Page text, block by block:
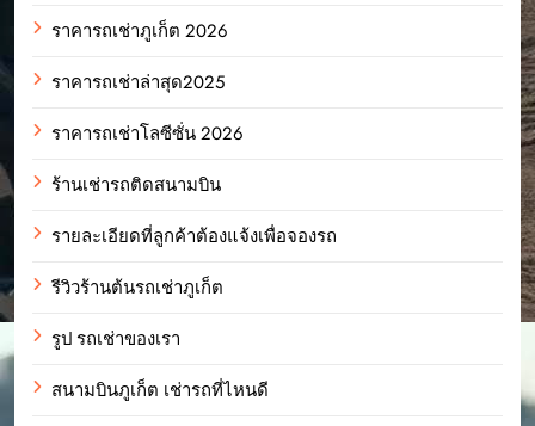
ราคารถเช่าภูเก็ต 2026
ราคารถเช่าล่าสุด2025
ราคารถเช่าโลซีซั่น 2026
ร้านเช่ารถติดสนามบิน
รายละเอียดที่ลูกค้าต้องแจ้งเพื่อจองรถ
รีวิวร้านต้นรถเช่าภูเก็ต
รูป รถเช่าของเรา
สนามบินภูเก็ต เช่ารถที่ไหนดี